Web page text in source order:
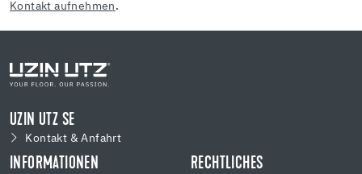
Kontakt aufnehmen .
UZIN UTZ SE
Kontakt & Anfahrt
INFORMATIONEN RECHTLICHES